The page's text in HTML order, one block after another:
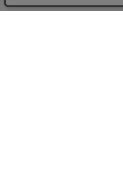
CONTACT